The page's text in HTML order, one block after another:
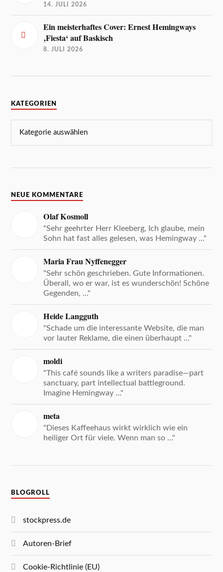
14. JULI 2026
Ein meisterhaftes Cover: Ernest Hemingways
‚Fiesta‘ auf Baskisch
8. JULI 2026
KATEGORIEN
NEUE KOMMENTARE
Olaf Kosmoll
"Sehr geehrter Herr Kleeberg, Ich glaube, mein
Sohn hat fast alles gelesen, was Hemingway ..."
Maria Frau Nyffenegger
"Sehr schön geschrieben. Gute Informationen.
Überall, wo er war, ist es wunderschön! Schöne
Gegenden, ..."
Heide Langguth
"Schade um die interessante Website, die man
vor lauter Reklame, die einen überhaupt ..."
moldi
"This café sounds like a writers paradise—part
sanctuary, part intellectual battleground.
Imagine Hemingway ..."
meta
"Dieses Kaffeehaus wirkt wirklich wie ein
heiliger Ort für viele. Wenn man so ..."
BLOGROLL
stockpress.de
Autoren-Brief
Cookie-Richtlinie (EU)